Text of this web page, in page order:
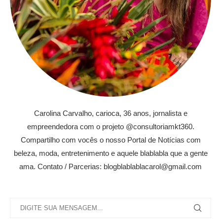
Carolina Carvalho, carioca, 36 anos, jornalista e
empreendedora com o projeto @consultoriamkt360.
Compartilho com vocês o nosso Portal de Notícias com
beleza, moda, entretenimento e aquele blablabla que a gente
ama. Contato / Parcerias: blogblablablacarol@gmail.com